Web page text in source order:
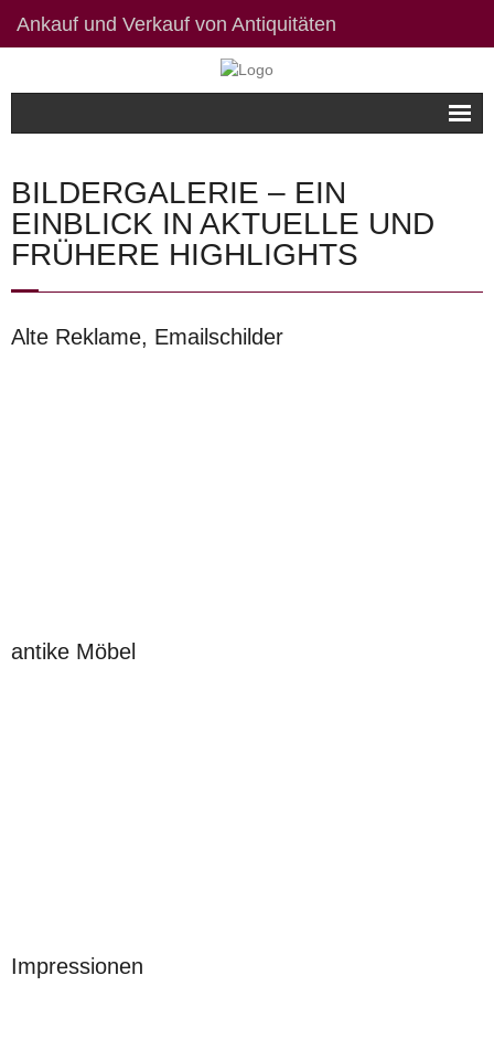
Ankauf und Verkauf von Antiquitäten
Bildergalerie
Kontakt / Links
Datenschutzerklärung
Impressum
BILDERGALERIE – EIN
EINBLICK IN AKTUELLE UND
FRÜHERE HIGHLIGHTS
Alte Reklame, Emailschilder
antike Möbel
Impressionen